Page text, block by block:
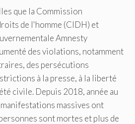
que la Commission
de l'homme (CIDH) et
Amnesty
des violations, notamment
des persécutions
à la presse, à la liberté
civile. Depuis 2018, année au
massives ont
sont mortes et plus de